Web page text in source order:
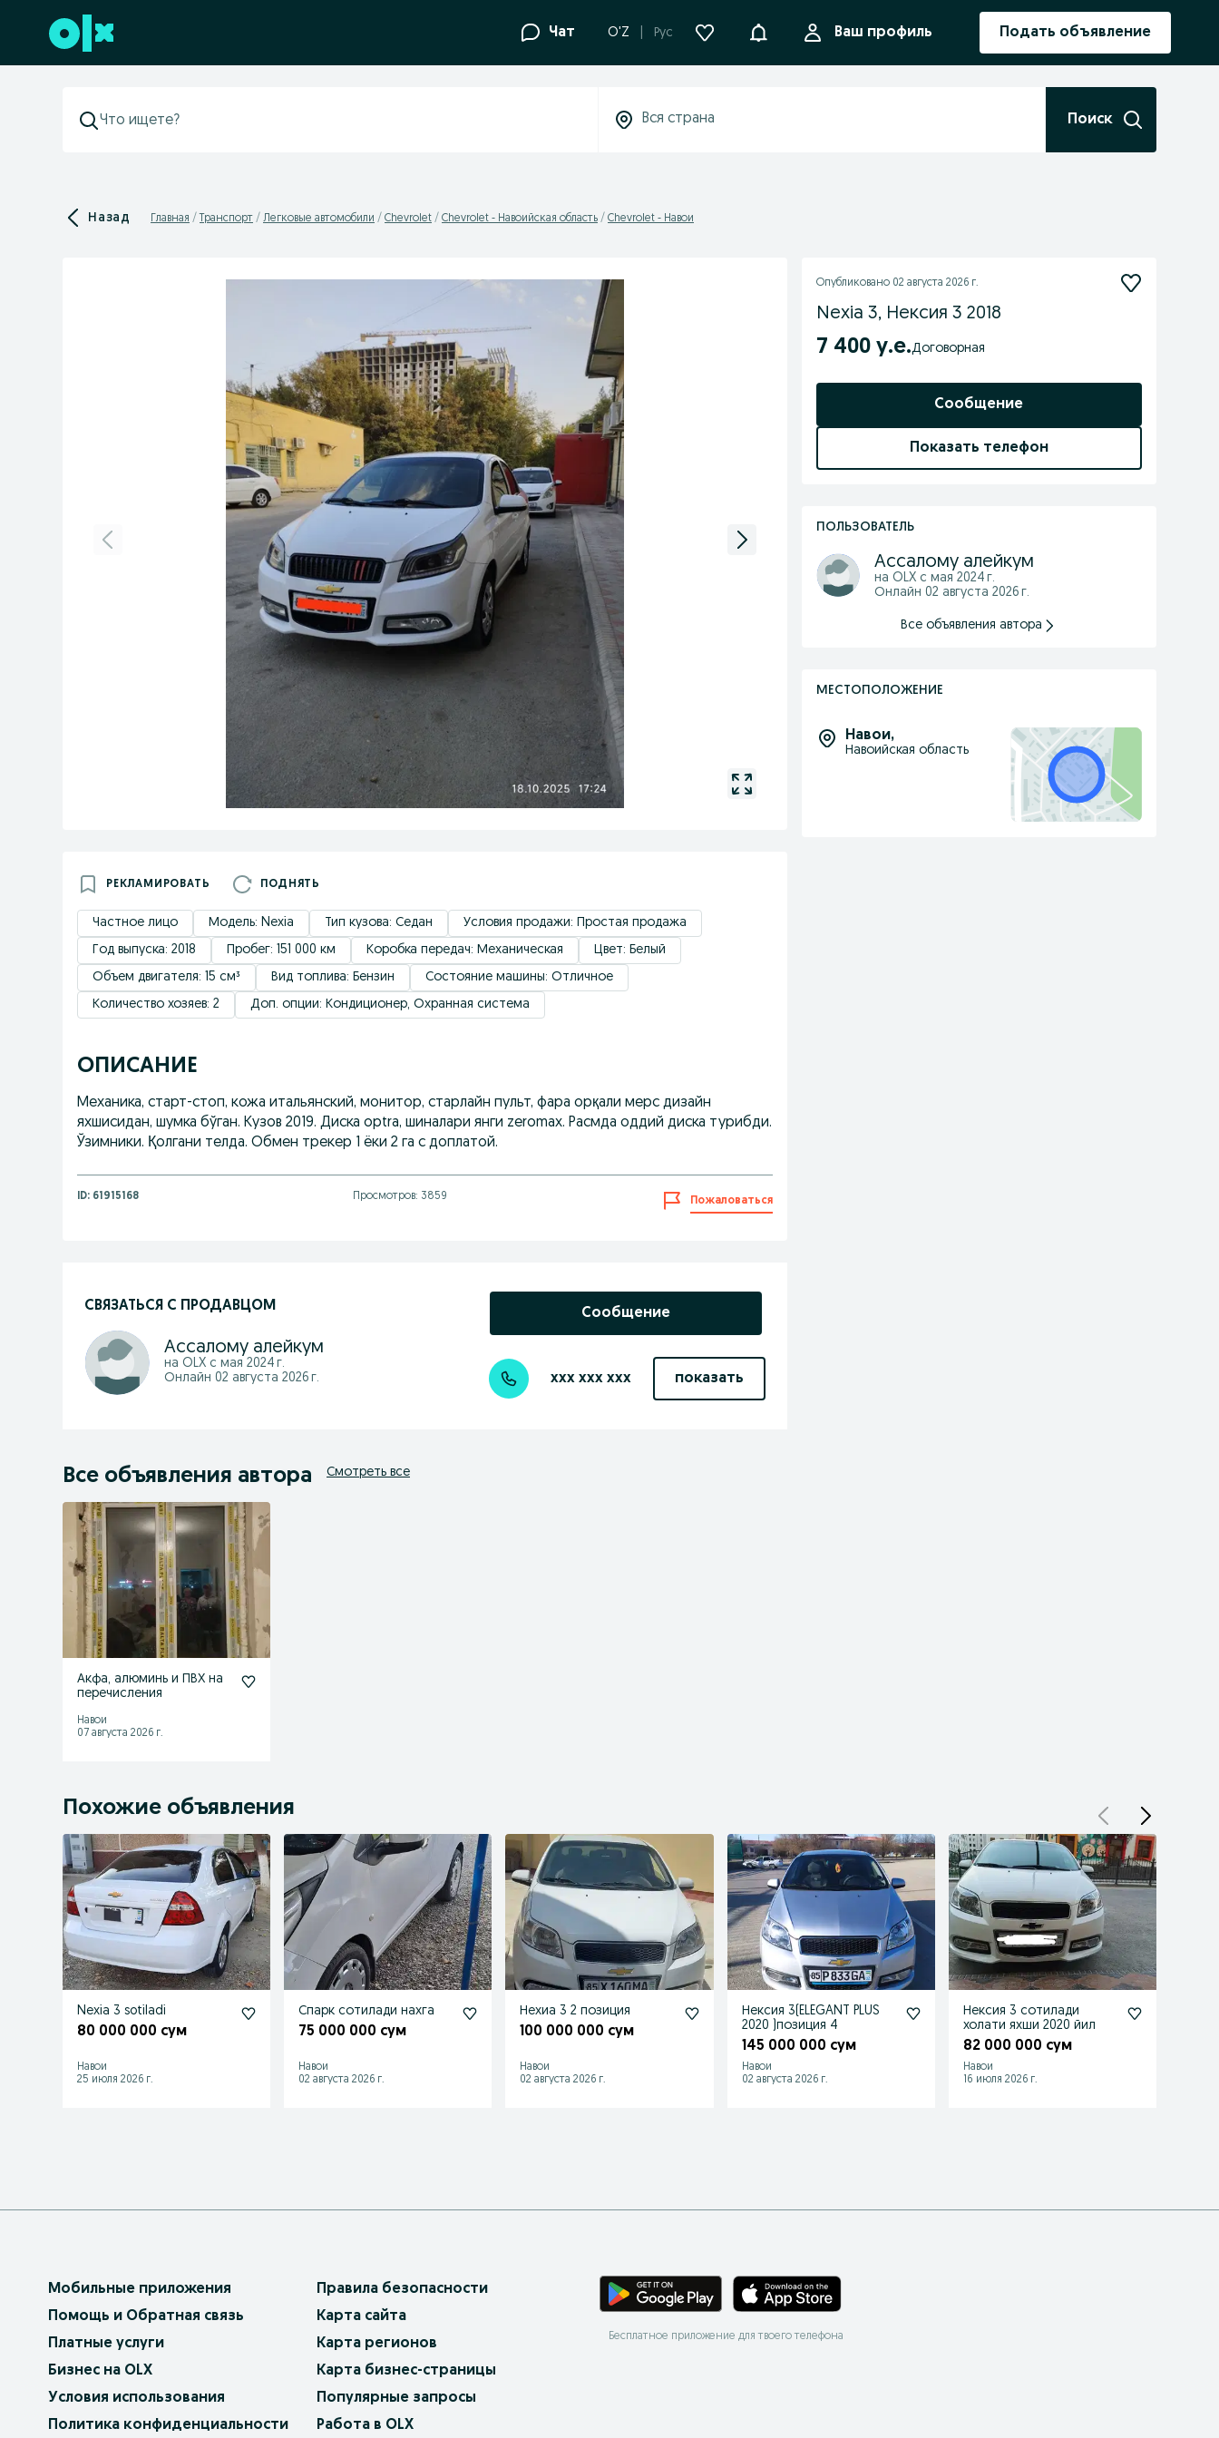
Перейти к нижнему колонтитулу Чат O'Z Рус УведомленияВаш профиль Подать объявление
Поиск
Назад Главная Транспорт Легковые автомобили Chevrolet Chevrolet - Навоийская область Chevrolet - Навои
РЕКЛАМИРОВАТЬ ПОДНЯТЬ
Частное лицо Модель: Nexia Тип кузова: Седан
Условия продажи: Простая продажа
Год выпуска: 2018
Пробег: 151 000 км Коробка передач: Механическая
Цвет: Белый
Объем двигателя: 15 см³
Вид топлива: Бензин
Состояние машины: Отличное
Количество хозяев: 2
Доп. опции: Кондиционер, Охранная система
ОПИСАНИЕ
Механика, старт-стоп, кожа итальянский, монитор, старлайн пульт, фара орқали мерс дизайн
яхшисидан, шумка бўган. Кузов 2019. Диска optra, шиналари янги zeromax. Расмда оддий диска турибди.
Ўзимники. Қолгани телда. Обмен трекер 1 ёки 2 га с доплатой.
ID: 61915168 Просмотров: 3859 Пожаловаться
СВЯЗАТЬСЯ С ПРОДАВЦОМ
Ассалому алейкум
на OLX с мая 2024 г.
Онлайн 02 августа 2026 г.
Сообщение
xxx xxx xxx показать
Опубликовано 02 августа 2026 г.
Nexia 3, Нексия 3 2018
7 400 у.е. Договорная
Сообщение
Показать телефон
ПОЛЬЗОВАТЕЛЬ
Ассалому алейкум
на OLX с мая 2024 г.
Онлайн 02 августа 2026 г.
Все объявления автора
МЕСТОПОЛОЖЕНИЕ
Навои,
Навоийская область
Все объявления автора Смотреть все
Акфа, алюминь и ПВХ на
перечисления
Навои
07 августа 2026 г.
Похожие объявления
Nexia 3 sotiladi
80 000 000 сум
Навои
25 июля 2026 г.
Спарк сотилади нахга
75 000 000 сум
Навои
02 августа 2026 г.
Нехиа 3 2 позиция
100 000 000 сум
Навои
02 августа 2026 г.
Нексия 3(ELEGANT PLUS
2020 )позиция 4
145 000 000 сум
Навои
02 августа 2026 г.
Нексия 3 сотилади
холати яхши 2020 йил
82 000 000 сум
Навои
16 июля 2026 г.
Мобильные приложения
Помощь и Обратная связь
Платные услуги
Бизнес на OLX
Условия использования
Политика конфиденциальности
Правила безопасности
Карта сайта
Карта регионов
Карта бизнес-страницы
Популярные запросы
Работа в OLX
Бесплатное приложение для твоего телефона